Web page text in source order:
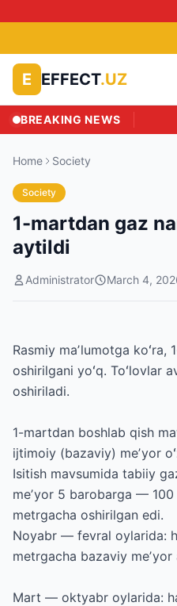
E EFFECT.UZ
BREAKING NEWS
Home Society
Society
1-martdan gaz
aytildi
Administrator March 4,
Rasmiy maʼlumotga
oshirilgani yoʻq. Toʻlovlar
oshiriladi.
1-martdan boshlab qish
ijtimoiy (bazaviy) meʼyor
Isitish mavsumida tabiiy
meʼyor 5 barobarga —
metrgacha oshirilgan edi.
Noyabr — fevral oylarida:
metrgacha bazaviy meʼyor
Mart — oktyabr oylarida: